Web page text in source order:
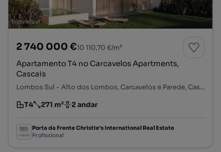
2 740 000 €10 110,70 €/m²
Apartamento T4 no Carcavelos Apartments,
Cascais
Lombos Sul - Alto dos Lombos, Carcavelos e Parede, Cascais, Lisboa
Tipologia
T4
Preço por metro quadrado
271 m²
Andar 2 andar
Porta da Frente Christie's International Real Estate
Profissional